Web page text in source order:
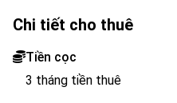
Chi tiết cho thuê
Tiền cọc
3 tháng tiền thuê